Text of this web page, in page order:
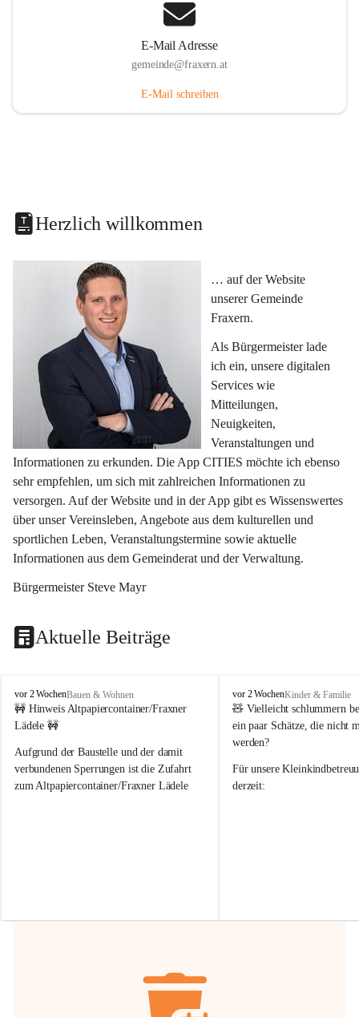
E-Mail Adresse
gemeinde@fraxern.at
E-Mail schreiben
Herzlich willkommen
… auf der Website
unserer Gemeinde
Fraxern.
Als Bürgermeister lade
ich ein, unsere digitalen
Services wie
Mitteilungen,
Neuigkeiten,
Veranstaltungen und
Informationen zu erkunden. Die App CITIES möchte ich ebenso
sehr empfehlen, um sich mit zahlreichen Informationen zu
versorgen. Auf der Website und in der App gibt es Wissenswertes
über unser Vereinsleben, Angebote aus dem kulturellen und
sportlichen Leben, Veranstaltungstermine sowie aktuelle
Informationen aus dem Gemeinderat und der Verwaltung.
Bürgermeister Steve Mayr
Aktuelle Beiträge
F
r
a
e
r
n
vor 2 WochenBauen & Wohnen
🚧 Hinweis Altpapiercontainer/Fraxner
Lädele 🚧
Aufgrund der Baustelle und der damit
verbundenen Sperrungen ist die Zufahrt
zum Altpapiercontainer/Fraxner Lädele
Hilfsbereitschaft!
F
r
a
x
r
n
vor 2 WochenKinder & Familie
🧸 Vielleicht schlummern
ein paar Schätze, die nicht
werden?
Für unsere
derzeit: